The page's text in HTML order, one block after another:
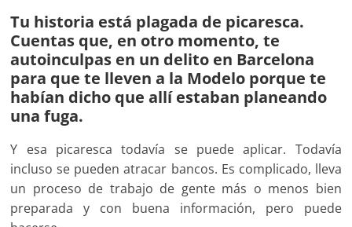
Tu historia está plagada de picaresca.
Cuentas que, en otro momento, te
autoinculpas en un delito en Barcelona
para que te lleven a la Modelo porque te
habían dicho que allí estaban planeando
una fuga.
Y esa picaresca todavía se puede aplicar. Todavía
incluso se pueden atracar bancos. Es complicado, lleva
un proceso de trabajo de gente más o menos bien
preparada y con buena información, pero puede